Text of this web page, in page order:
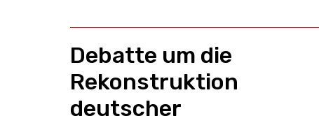
Debatte um die
Rekonstruktion
deutscher